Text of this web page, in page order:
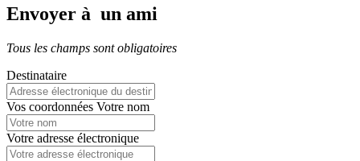
Envoyer à un ami
Tous les champs sont obligatoires
Destinataire
Vos coordonnées Votre nom
Votre adresse électronique